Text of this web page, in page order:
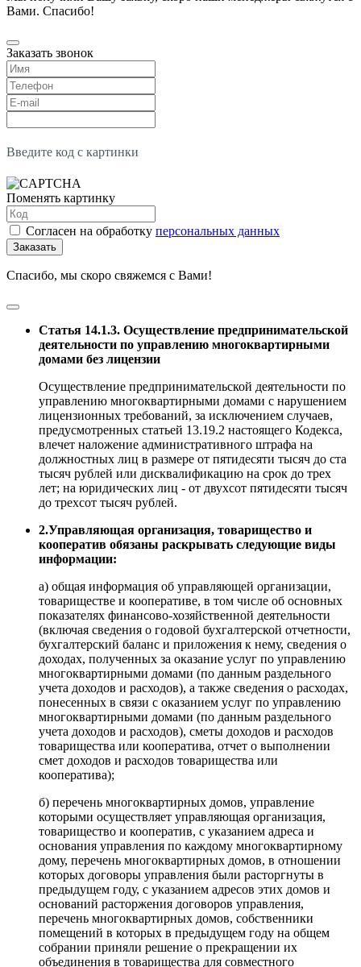
Вами. Спасибо!
Заказать звонок
Введите код с картинки
Поменять картинку
Согласен на обработку персональных данных
Заказать
Спасибо, мы скоро свяжемся с Вами!
Статья 14.1.3. Осуществление предпринимательской
деятельности по управлению многоквартирными
домами без лицензии
Осуществление предпринимательской деятельности по
управлению многоквартирными домами с нарушением
лицензионных требований, за исключением случаев,
предусмотренных статьей 13.19.2 настоящего Кодекса,
влечет наложение административного штрафа на
должностных лиц в размере от пятидесяти тысяч до ста
тысяч рублей или дисквалификацию на срок до трех
лет; на юридических лиц - от двухсот пятидесяти тысяч
до трехсот тысяч рублей.
2.Управляющая организация, товарищество и
кооператив обязаны раскрывать следующие виды
информации:
а) общая информация об управляющей организации,
товариществе и кооперативе, в том числе об основных
показателях финансово-хозяйственной деятельности
(включая сведения о годовой бухгалтерской отчетности,
бухгалтерский баланс и приложения к нему, сведения о
доходах, полученных за оказание услуг по управлению
многоквартирными домами (по данным раздельного
учета доходов и расходов), а также сведения о расходах,
понесенных в связи с оказанием услуг по управлению
многоквартирными домами (по данным раздельного
учета доходов и расходов), сметы доходов и расходов
товарищества или кооператива, отчет о выполнении
смет доходов и расходов товарищества или
кооператива);
б) перечень многоквартирных домов, управление
которыми осуществляет управляющая организация,
товарищество и кооператив, с указанием адреса и
основания управления по каждому многоквартирному
дому, перечень многоквартирных домов, в отношении
которых договоры управления были расторгнуты в
предыдущем году, с указанием адресов этих домов и
оснований расторжения договоров управления,
перечень многоквартирных домов, собственники
помещений в которых в предыдущем году на общем
собрании приняли решение о прекращении их
объединения в товарищества для совместного